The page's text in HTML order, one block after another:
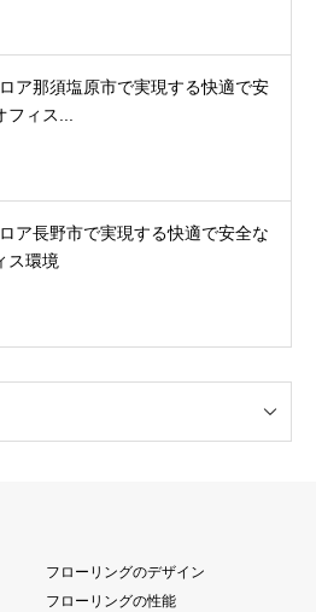
ア那須塩原市で実現する快適で安
フィス...
ア長野市で実現する快適で安全な
ス環境
フローリングのデザイン
フローリングの性能